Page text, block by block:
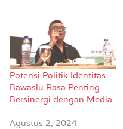
Potensi Politik Identitas
Bawaslu Rasa Penting
Bersinergi dengan Media
Agustus 2, 2024